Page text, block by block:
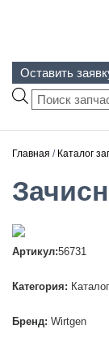
Оставить
Поиск
товаров
Главная / Каталог
Артикул:56731
Категория:
Бренд: Wirtgen